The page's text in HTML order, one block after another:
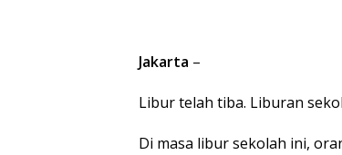
Jakarta –
Libur telah tiba. Liburan
Di masa libur sekolah ini,